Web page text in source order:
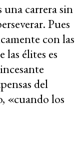
una carrera sin
Pues
con las
élites es
del
«cuando los